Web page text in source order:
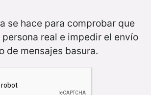
se hace para comprobar que
real e impedir el envío
de mensajes basura.